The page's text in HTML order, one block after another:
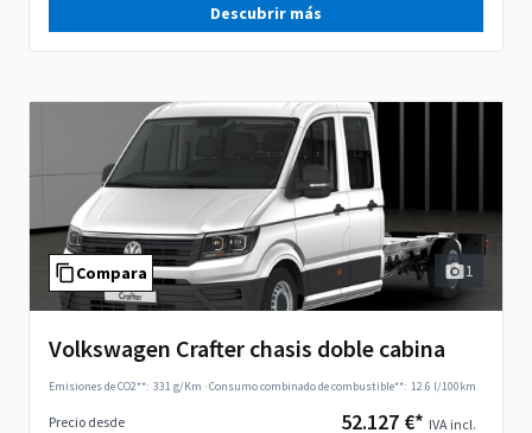
Descubrir más
Compara 1
Volkswagen Crafter chasis doble cabina
Emisiones de CO2**: 331 g/Km ·Consumo combinado de combustible**: 12.6 l/100km
Precio desde 52.127 €* IVA incl.